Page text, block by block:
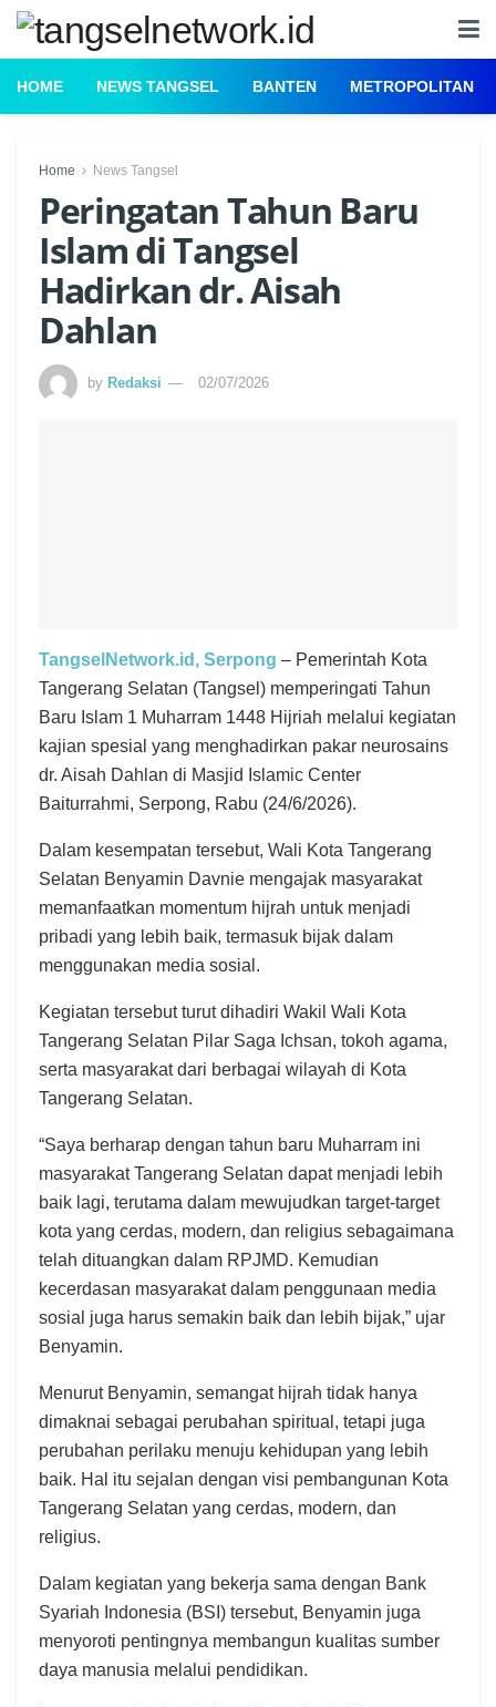
HOME NEWS TANGSEL BANTEN METROPOLITAN
Home News Tangsel
Peringatan Tahun Baru
Islam di Tangsel
Hadirkan dr. Aisah
Dahlan
by Redaksi 02/07/2026
TangselNetwork.id, Serpong – Pemerintah Kota
Tangerang Selatan (Tangsel) memperingati Tahun
Baru Islam 1 Muharram 1448 Hijriah melalui kegiatan
kajian spesial yang menghadirkan pakar neurosains
dr. Aisah Dahlan di Masjid Islamic Center
Baiturrahmi, Serpong, Rabu (24/6/2026).
Dalam kesempatan tersebut, Wali Kota Tangerang
Selatan Benyamin Davnie mengajak masyarakat
memanfaatkan momentum hijrah untuk menjadi
pribadi yang lebih baik, termasuk bijak dalam
menggunakan media sosial.
Kegiatan tersebut turut dihadiri Wakil Wali Kota
Tangerang Selatan Pilar Saga Ichsan, tokoh agama,
serta masyarakat dari berbagai wilayah di Kota
Tangerang Selatan.
“Saya berharap dengan tahun baru Muharram ini
masyarakat Tangerang Selatan dapat menjadi lebih
baik lagi, terutama dalam mewujudkan target-target
kota yang cerdas, modern, dan religius sebagaimana
telah dituangkan dalam RPJMD. Kemudian
kecerdasan masyarakat dalam penggunaan media
sosial juga harus semakin baik dan lebih bijak,” ujar
Benyamin.
Menurut Benyamin, semangat hijrah tidak hanya
dimaknai sebagai perubahan spiritual, tetapi juga
perubahan perilaku menuju kehidupan yang lebih
baik. Hal itu sejalan dengan visi pembangunan Kota
Tangerang Selatan yang cerdas, modern, dan
religius.
Dalam kegiatan yang bekerja sama dengan Bank
Syariah Indonesia (BSI) tersebut, Benyamin juga
menyoroti pentingnya membangun kualitas sumber
daya manusia melalui pendidikan.